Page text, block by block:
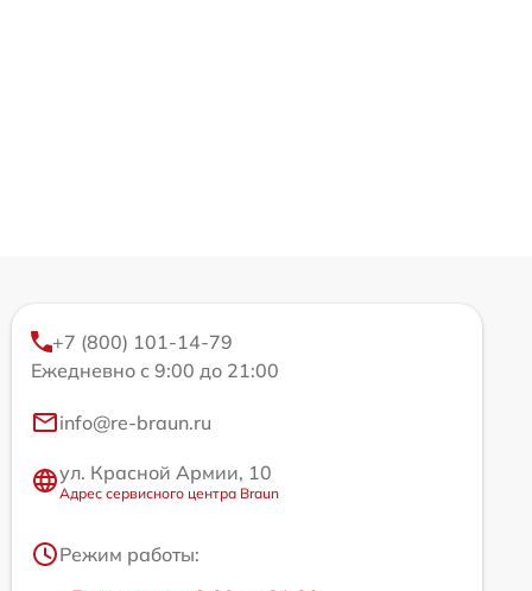
+7 (800) 101-14-79
Ежедневно с 9:00 до 21:00
info@re-braun.ru
ул. Красной Армии, 10
Адрес сервисного центра Braun
Режим работы: